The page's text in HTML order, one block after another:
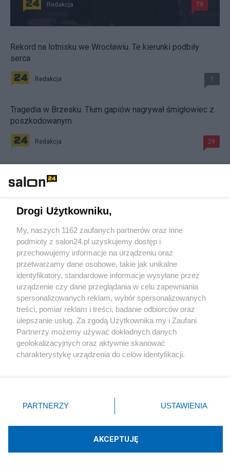
Redakcja 79
Rekord na lotnisku we Wrocławiu. Te kierunki podbiły
serca
Redakcja 1
Tragedia w Brzesku. Tłum gapiów nagrywał śmigłowiec z
poszkodowanym
Redakcja 29
Śledztwa
Dowody są za słabe? Podejrzany ws.
RARS opuścił areszt
Redakcja 106
Giertych szuka kolejnego świadka koronnego? Tajemnicza
podróż do Krala
Obajtek usłyszał zarzut za usunięcie "Nie" ze stacji.
Drogi Użytkowniku,
My, naszych 1162 zaufanych partnerów oraz inne
podmioty z salon24.pl uzyskujemy dostęp i
przechowujemy informacje na urządzeniu oraz
przetwarzamy dane osobowe, takie jak unikalne
identyfikatory, standardowe informacje wysyłane przez
urządzenie czy dane przeglądania w celu zapewniania
spersonalizowanych reklam, wybór spersonalizowanych
treści, pomiar reklam i treści, badanie odbiorców oraz
ulepszanie usług. Za zgodą Użytkownika my i Zaufani
Partnerzy możemy używać dokładnych danych
geolokalizacyjnych oraz aktywnie skanować
charakterystykę urządzenia do celów identyfikacji.
zmienić/wycofać klikając przycisk ustawień prywatności
znajdujący się w lewym dolnym rogu strony
rodzaje przetwarzania danych nie wymagają zgody
użytkownika, ale masz prawo sprzeciwić się takiemu
PARTNERZY USTAWIENIA
AKCEPTUJĘ